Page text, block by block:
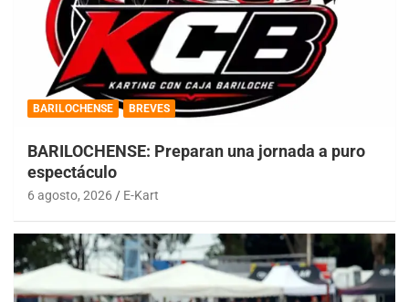
BARILOCHENSE BREVES
BARILOCHENSE: Preparan una jornada a puro
espectáculo
6 agosto, 2026 E-Kart